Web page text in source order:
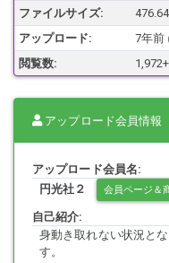
「一応、身分証を見せても
声を掛けたことをもっとも
員プレートを見た女の子は
「ここに居るっていうこと
頷く×。
「差し出がましいようだけ
うか？ 特別に時間を作って
も出来るよ」
そう、切り出せば「本当で
そうなれば後は楽勝です。
ここから先、どうなったか
ちなみに、一般には性交類
ファイルサイズ:
アップロード: 7年前
閲覧数: 1,972+
アップロード会員情報
アップロード会員名:
円光社２
会員ページ＆
自己紹介:
身動き取れない状況と
す。